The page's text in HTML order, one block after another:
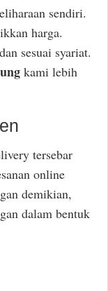
sendiri.
harga.
sesuai syariat.
kami lebih
tersebar
online
demikian,
dalam bentuk